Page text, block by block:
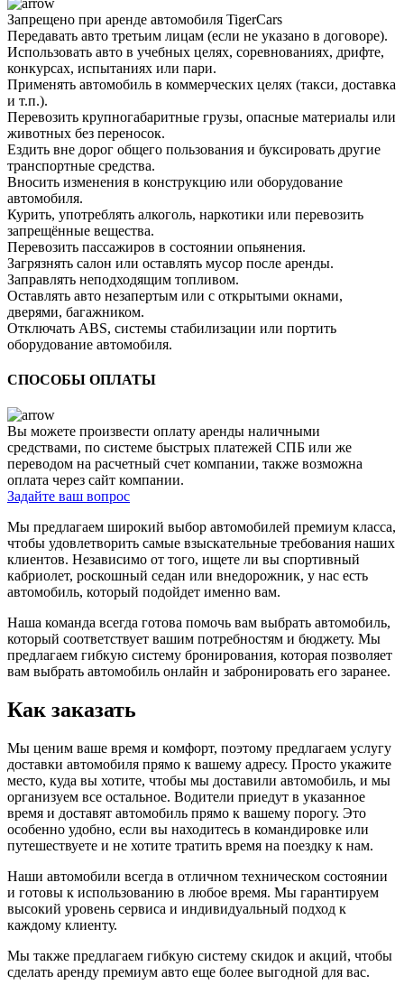
Запрещено при аренде автомобиля TigerCars
Передавать авто третьим лицам (если не указано в договоре).
Использовать авто в учебных целях, соревнованиях, дрифте,
конкурсах, испытаниях или пари.
Применять автомобиль в коммерческих целях (такси, доставка
и т.п.).
Перевозить крупногабаритные грузы, опасные материалы или
животных без переносок.
Ездить вне дорог общего пользования и буксировать другие
транспортные средства.
Вносить изменения в конструкцию или оборудование
автомобиля.
Курить, употреблять алкоголь, наркотики или перевозить
запрещённые вещества.
Перевозить пассажиров в состоянии опьянения.
Загрязнять салон или оставлять мусор после аренды.
Заправлять неподходящим топливом.
Оставлять авто незапертым или с открытыми окнами,
дверями, багажником.
Отключать ABS, системы стабилизации или портить
оборудование автомобиля.
СПОСОБЫ ОПЛАТЫ
Вы можете произвести оплату аренды наличными
средствами, по системе быстрых платежей СПБ или же
переводом на расчетный счет компании, также возможна
оплата через сайт компании.
Задайте ваш вопрос
Мы предлагаем широкий выбор автомобилей премиум класса,
чтобы удовлетворить самые взыскательные требования наших
клиентов. Независимо от того, ищете ли вы спортивный
кабриолет, роскошный седан или внедорожник, у нас есть
автомобиль, который подойдет именно вам.
Наша команда всегда готова помочь вам выбрать автомобиль,
который соответствует вашим потребностям и бюджету. Мы
предлагаем гибкую систему бронирования, которая позволяет
вам выбрать автомобиль онлайн и забронировать его заранее.
Как заказать
Мы ценим ваше время и комфорт, поэтому предлагаем услугу
доставки автомобиля прямо к вашему адресу. Просто укажите
место, куда вы хотите, чтобы мы доставили автомобиль, и мы
организуем все остальное. Водители приедут в указанное
время и доставят автомобиль прямо к вашему порогу. Это
особенно удобно, если вы находитесь в командировке или
путешествуете и не хотите тратить время на поездку к нам.
Наши автомобили всегда в отличном техническом состоянии
и готовы к использованию в любое время. Мы гарантируем
высокий уровень сервиса и индивидуальный подход к
каждому клиенту.
Мы также предлагаем гибкую систему скидок и акций, чтобы
сделать аренду премиум авто еще более выгодной для вас.